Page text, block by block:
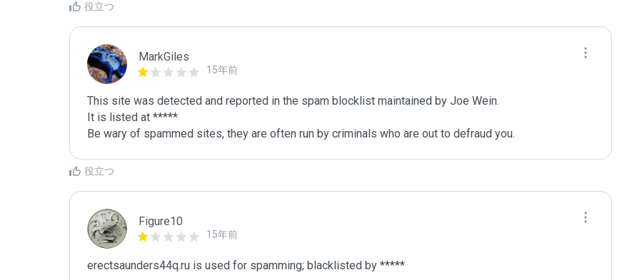
役立つ
MarkGiles
15年前
This site was detected and reported in the spam blocklist maintained by Joe Wein.
It is listed at *****
Be wary of spammed sites, they are often run by criminals who are out to defraud you.
役立つ
Figure10
15年前
erectsaunders44q.ru is used for spamming; blacklisted by *****